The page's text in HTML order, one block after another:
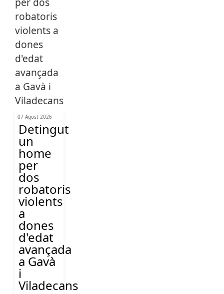
07 Agost 2026
Detingut
un
home
per
dos
robatoris
violents
a
dones
d'edat
avançada
a Gavà
i
Viladecans